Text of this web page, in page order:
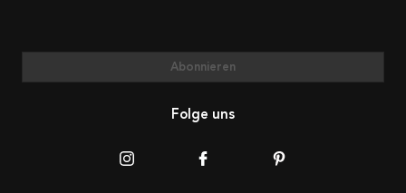
Abonnieren
Folge uns